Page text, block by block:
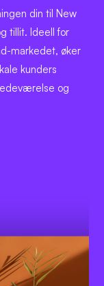
din til New
tillit. Ideell for
markedet, øker
kunders
og